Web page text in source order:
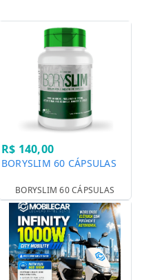
R$ 140,00
BORYSLIM 60 CÁPSULAS
BORYSLIM 60 CÁPSULAS